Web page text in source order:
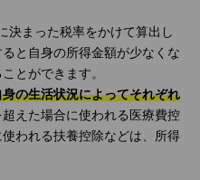
決まった税率をかけて算出し
と自身の所得金額が少なくな
とができます。
の生活状況によってそれぞれ
超えた場合に使われる医療費控
われる扶養控除などは、所得